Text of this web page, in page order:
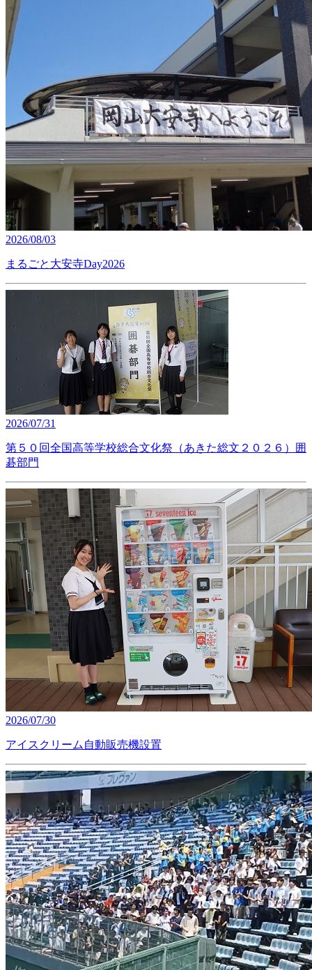
2026/08/03
まるごと大安寺Day2026
2026/07/31
第５０回全国高等学校総合文化祭（あきた総文２０２６）囲
碁部門
2026/07/30
アイスクリーム自動販売機設置